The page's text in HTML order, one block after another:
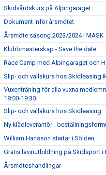
Skidvårdskurs på Alpingaraget
Dokument inför årsmötet
Årsmöte säsong 2023/2024 i MASK
Klubbmästerskap - Save the date
Race Camp med Alpingaraget och
Slip- och vallakurs hos Skidleasing
Vuxenträning för alla vuxna
18:00-19:30.
Slip- och vallakurs hos Skidleasing
Ny klädleverantör -
William Hansson startar i Sölden
Gratis lavinutbildning på Skidsport i
Årsmöteshandlingar